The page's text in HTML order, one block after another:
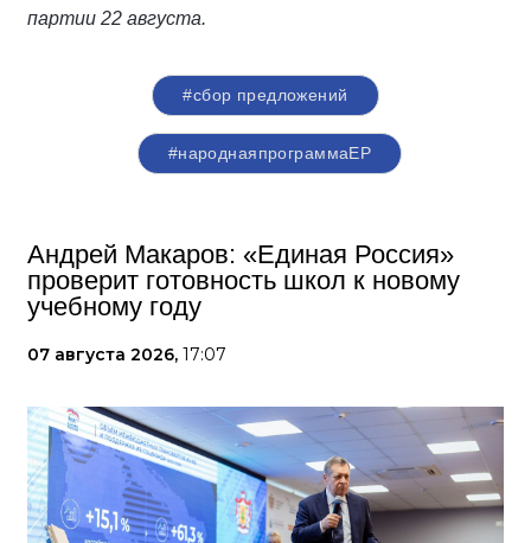
партии 22 августа.
#сбор предложений
#народнаяпрограммаЕР
Андрей Макаров: «Единая Россия»
проверит готовность школ к новому
учебному году
07 августа 2026, 17:07